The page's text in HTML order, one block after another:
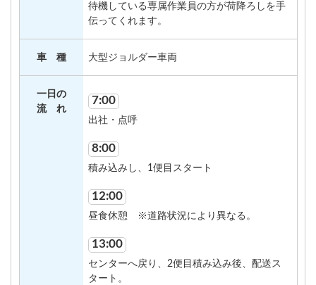
待機している専属作業員の方が荷降ろしを手
伝ってくれます。
車 種 大型ジョルダー車両
一日の
流 れ
7:00
出社・点呼
8:00
積み込みし、1便目スタート
12:00
昼食休憩 ※道路状況により異なる。
13:00
センターへ戻り、2便目積み込み後、配送ス
タート。